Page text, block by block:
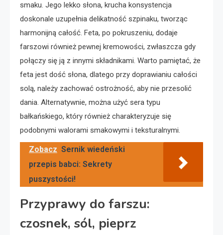
smaku. Jego lekko słona, krucha konsystencja
doskonale uzupełnia delikatność szpinaku, tworząc
harmonijną całość. Feta, po pokruszeniu, dodaje
farszowi również pewnej kremowości, zwłaszcza gdy
połączy się ją z innymi składnikami. Warto pamiętać, że
feta jest dość słona, dlatego przy doprawianiu całości
solą, należy zachować ostrożność, aby nie przesolić
dania. Alternatywnie, można użyć sera typu
bałkańskiego, który również charakteryzuje się
podobnymi walorami smakowymi i teksturalnymi.
Zobacz Sernik wiedeński
przepis babci: Sekrety
puszystości!
Przyprawy do farszu:
czosnek, sól, pieprz